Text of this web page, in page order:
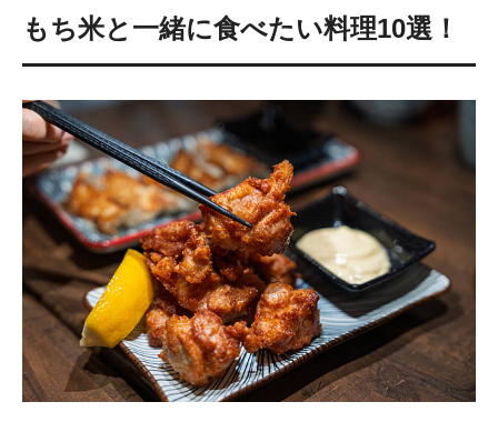
もち米と一緒に食べたい料理10選！